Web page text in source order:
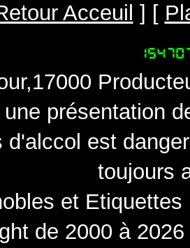
Acceuil ] [
une présentation
d'alccol est
toujours
et
de 2000 à